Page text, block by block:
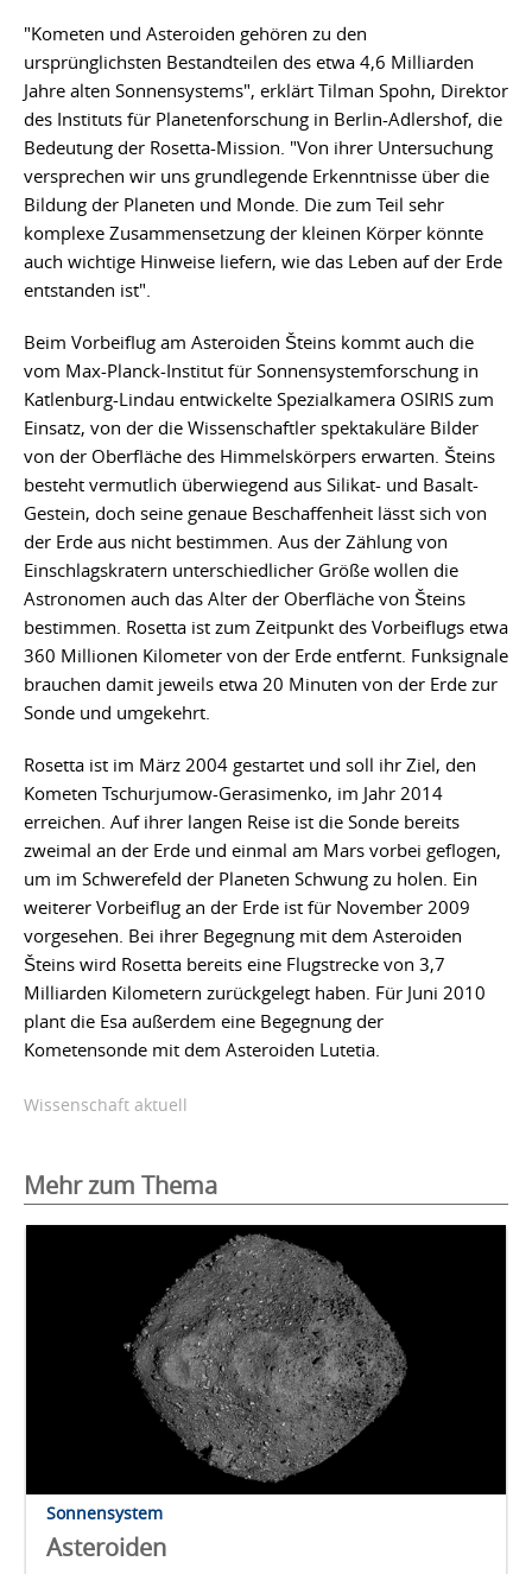
"Kometen und Asteroiden gehören zu den
ursprünglichsten Bestandteilen des etwa 4,6 Milliarden
Jahre alten Sonnensystems", erklärt Tilman Spohn, Direktor
des Instituts für Planetenforschung in Berlin-Adlershof, die
Bedeutung der Rosetta-Mission. "Von ihrer Untersuchung
versprechen wir uns grundlegende Erkenntnisse über die
Bildung der Planeten und Monde. Die zum Teil sehr
komplexe Zusammensetzung der kleinen Körper könnte
auch wichtige Hinweise liefern, wie das Leben auf der Erde
entstanden ist".
Beim Vorbeiflug am Asteroiden Šteins kommt auch die
vom Max-Planck-Institut für Sonnensystemforschung in
Katlenburg-Lindau entwickelte Spezialkamera OSIRIS zum
Einsatz, von der die Wissenschaftler spektakuläre Bilder
von der Oberfläche des Himmelskörpers erwarten. Šteins
besteht vermutlich überwiegend aus Silikat- und Basalt-
Gestein, doch seine genaue Beschaffenheit lässt sich von
der Erde aus nicht bestimmen. Aus der Zählung von
Einschlagskratern unterschiedlicher Größe wollen die
Astronomen auch das Alter der Oberfläche von Šteins
bestimmen. Rosetta ist zum Zeitpunkt des Vorbeiflugs etwa
360 Millionen Kilometer von der Erde entfernt. Funksignale
brauchen damit jeweils etwa 20 Minuten von der Erde zur
Sonde und umgekehrt.
Rosetta ist im März 2004 gestartet und soll ihr Ziel, den
Kometen Tschurjumow-Gerasimenko, im Jahr 2014
erreichen. Auf ihrer langen Reise ist die Sonde bereits
zweimal an der Erde und einmal am Mars vorbei geflogen,
um im Schwerefeld der Planeten Schwung zu holen. Ein
weiterer Vorbeiflug an der Erde ist für November 2009
vorgesehen. Bei ihrer Begegnung mit dem Asteroiden
Šteins wird Rosetta bereits eine Flugstrecke von 3,7
Milliarden Kilometern zurückgelegt haben. Für Juni 2010
plant die Esa außerdem eine Begegnung der
Kometensonde mit dem Asteroiden Lutetia.
Wissenschaft aktuell
Mehr zum Thema
Sonnensystem
Asteroiden